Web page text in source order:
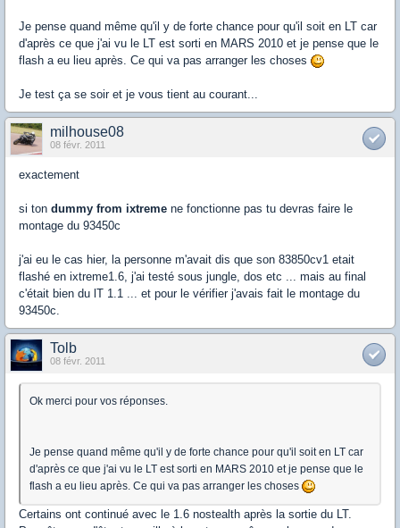
Je pense quand même qu'il y de forte chance pour qu'il soit en LT car
d'après ce que j'ai vu le LT est sorti en MARS 2010 et je pense que le
flash a eu lieu après. Ce qui va pas arranger les choses
Je test ça se soir et je vous tient au courant...
milhouse08
08 févr. 2011
exactement
si ton dummy from ixtreme ne fonctionne pas tu devras faire le
montage du 93450c
j'ai eu le cas hier, la personne m'avait dis que son 83850cv1 etait
flashé en ixtreme1.6, j'ai testé sous jungle, dos etc ... mais au final
c'était bien du lT 1.1 ... et pour le vérifier j'avais fait le montage du
93450c.
Tolb
08 févr. 2011
Ok merci pour vos réponses.
Je pense quand même qu'il y de forte chance pour qu'il soit en LT car
d'après ce que j'ai vu le LT est sorti en MARS 2010 et je pense que le
flash a eu lieu après. Ce qui va pas arranger les choses
Certains ont continué avec le 1.6 nostealth après la sortie du LT.